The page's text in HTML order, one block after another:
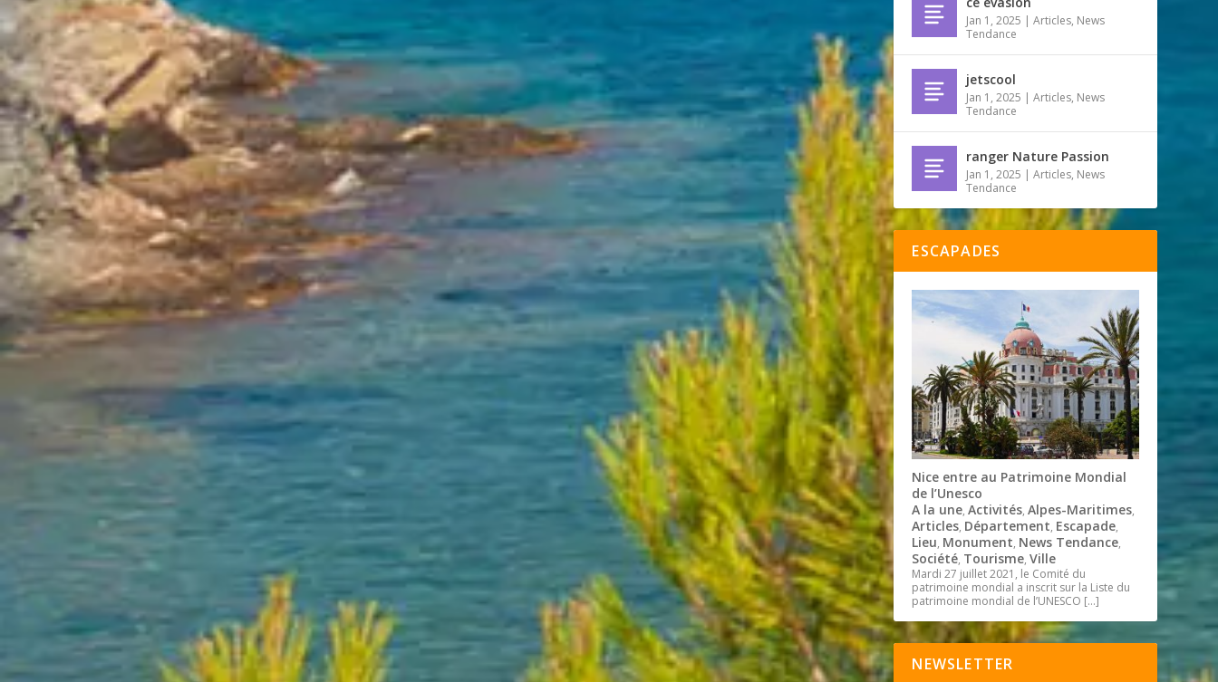
Jan 1, 2025 |Articles, News
Tendance
jetscool
Jan 1, 2025 |Articles, News
Tendance
ranger Nature Passion
Jan 1, 2025 |Articles, News
Tendance
ESCAPADES
Nice entre au Patrimoine Mondial
de l’Unesco
A la une,Activités,Alpes-Maritimes,
Articles, Département, Escapade,
Lieu, Monument, News Tendance,
Société, Tourisme,Ville
Mardi 27 juillet 2021, le Comité du
patrimoine mondial a inscrit sur la Liste du
patrimoine mondial de l’UNESCO […]
NEWSLETTER